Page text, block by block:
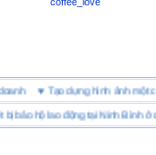
doanh♥Tạo dựng hình ảnh
hộ lao động tại Ninh Bình ở đâu